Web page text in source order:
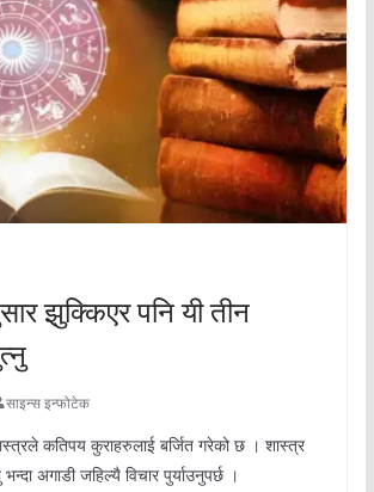
झुक्किएर पनि यी तीन
साइन्स इन्फोटेक
कतिपय कुराहरुलाई बर्जित गरेको छ । शास्त्र
अगाडी जहिल्यै विचार पुर्याउनुपर्छ ।